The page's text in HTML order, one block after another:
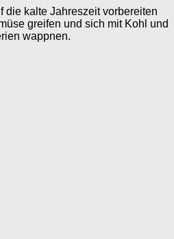
die kalte Jahreszeit vorbereiten
greifen und sich mit Kohl und
wappnen.